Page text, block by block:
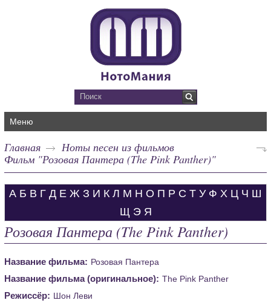
Меню
Главная
Ноты песен из фильмов
Фильм "Розовая Пантера (The Pink Panther)"
А Б В Г Д Е Ж З И К Л М Н О П Р С Т У Ф Х Ц Ч Ш
Щ Э Я
Розовая Пантера (The Pink Panther)
Название фильма: Розовая Пантера
Название фильма (оригинальное): The Pink Panther
Режиссёр: Шон Леви